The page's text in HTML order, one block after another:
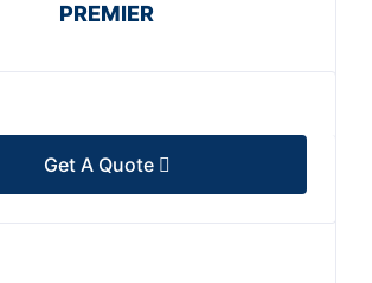
PREMIER
Get A Quote